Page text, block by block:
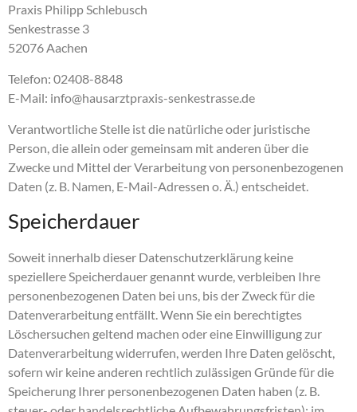
Praxis Philipp Schlebusch
Senkestrasse 3
52076 Aachen
Telefon: 02408-8848
E-Mail: info@hausarztpraxis-senkestrasse.de
Verantwortliche Stelle ist die natürliche oder juristische
Person, die allein oder gemeinsam mit anderen über die
Zwecke und Mittel der Verarbeitung von personenbezogenen
Daten (z. B. Namen, E-Mail-Adressen o. Ä.) entscheidet.
Speicherdauer
Soweit innerhalb dieser Datenschutzerklärung keine
speziellere Speicherdauer genannt wurde, verbleiben Ihre
personenbezogenen Daten bei uns, bis der Zweck für die
Datenverarbeitung entfällt. Wenn Sie ein berechtigtes
Löschersuchen geltend machen oder eine Einwilligung zur
Datenverarbeitung widerrufen, werden Ihre Daten gelöscht,
sofern wir keine anderen rechtlich zulässigen Gründe für die
Speicherung Ihrer personenbezogenen Daten haben (z. B.